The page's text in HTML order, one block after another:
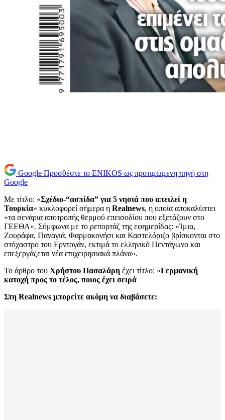
Google Προσθέστε το ENIKOS ως προτιμώμενη πηγή στη
Google
Με τίτλο: «Σχέδιο-“ασπίδα” για 5 νησιά που απειλεί η
Τουρκία» κυκλοφορεί σήμερα η Realnews, η οποία αποκαλύπτει
«τα σενάρια αποτροπής θερμού επεισοδίου που εξετάζουν στο
ΓΕΕΘΑ». Σύμφωνα με το ρεπορτάζ της εφημερίδας: «Ίμια,
Ζουράφα, Παναγιά, Φαρμακονήσι και Καστελόριζο βρίσκονται στο
στόχαστρο του Ερντογάν, εκτιμά το ελληνικό Πεντάγωνο και
επεξεργάζεται νέα επιχειρησιακά πλάνα».
Το άρθρο του Χρήστου Πασαλάρη έχει τίτλο: «Γερμανική
κατοχή προς το τέλος, ποιος έχει σειρά
Στη Realnews μπορείτε ακόμη να διαβάσετε: